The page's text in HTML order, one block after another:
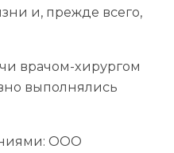
и, прежде всего,
врачом-хирургом
выполнялись
ООО